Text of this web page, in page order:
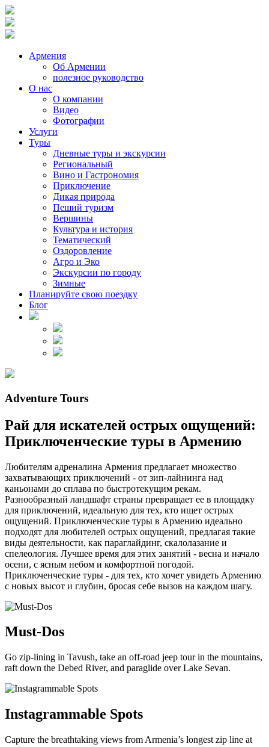
Армения
Об Армении
полезное руководство
О нас
О компании
Видео
Фотографии
Услуги
Туры
Дневные туры и экскурсии
Региональный
Вино и Гастрономия
Приключение
Дикая природа
Пеший туризм
Вершины
Культура и история
Тематический
Оздоровление
Агро и Эко
Экскурсии по городу
Зимные
Планируйте свою поездку
Блог
Adventure Tours
Рай для искателей острых ощущений:
Приключенческие туры в Армению
Любителям адреналина Армения предлагает множество
захватывающих приключений - от зип-лайнинга над
каньонами до сплава по быстротекущим рекам.
Разнообразный ландшафт страны превращает ее в площадку
для приключений, идеальную для тех, кто ищет острых
ощущений. Приключенческие туры в Армению идеально
подходят для любителей острых ощущений, предлагая такие
виды деятельности, как параглайдинг, скалолазание и
спелеология. Лучшее время для этих занятий - весна и начало
осени, с ясным небом и комфортной погодой.
Приключенческие туры - для тех, кто хочет увидеть Армению
с новых высот и глубин, бросая себе вызов на каждом шагу.
Must-Dos
Go zip-lining in Tavush, take an off-road jeep tour in the mountains,
raft down the Debed River, and paraglide over Lake Sevan.
Instagrammable Spots
Capture the breathtaking views from Armenia’s longest zip line at